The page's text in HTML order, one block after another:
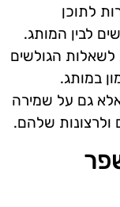
לתוכן
לבין המותג.
לשאלות הגולשים
במותג.
גם על שמירה
שלהם.